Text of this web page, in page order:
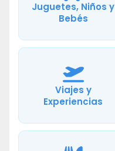
Juguetes, Niños y
Bebés
Viajes y
Experiencias